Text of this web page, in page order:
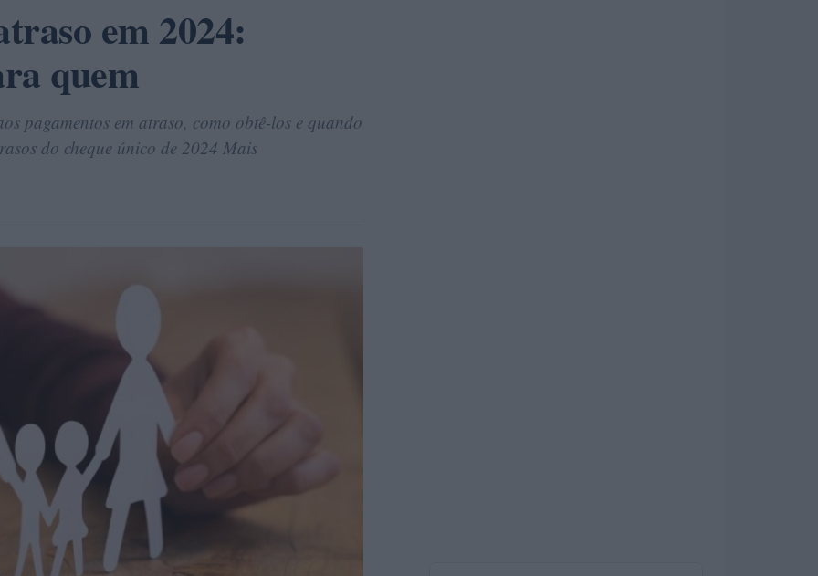
em 2024:
quem
pagamentos em atraso, como obtê-los e quando
do cheque único de 2024 Mais